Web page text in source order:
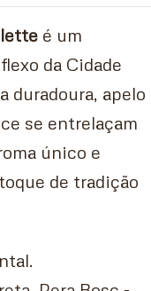
é um
da Cidade
duradoura, apelo
se entrelaçam
único e
de tradição